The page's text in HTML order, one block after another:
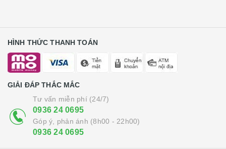
HÌNH THỨC THANH TOÁN
GIẢI ĐÁP THẮC MẮC
Tư vấn miễn phí (24/7)
0936 24 0695
Góp ý, phản ánh (8h00 - 22h00)
0936 24 0695